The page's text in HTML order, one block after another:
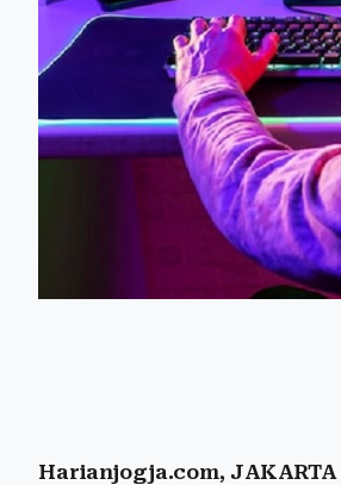
Harianjogja.com, JAKARTA